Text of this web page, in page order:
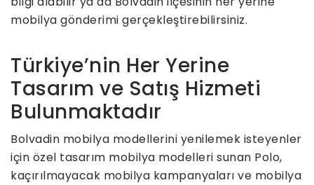
mobilya gönderimi gerçekleştirebilirsiniz.
Türkiye’nin Her Yerine
Tasarım ve Satış Hizmeti
Bulunmaktadır
Bolvadin mobilya modellerini yenilemek isteyenler
için özel tasarım mobilya modelleri sunan Polo,
kaçırılmayacak mobilya kampanyaları ve mobilya